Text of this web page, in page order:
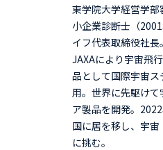
東学院大学経営学
小企業診断士（
イフ代表取締役社
JAXAにより宇宙飛
品として国際宇宙ス
用。世界に先駆け
ア製品を開発。
国に居を移し、宇
に挑む。